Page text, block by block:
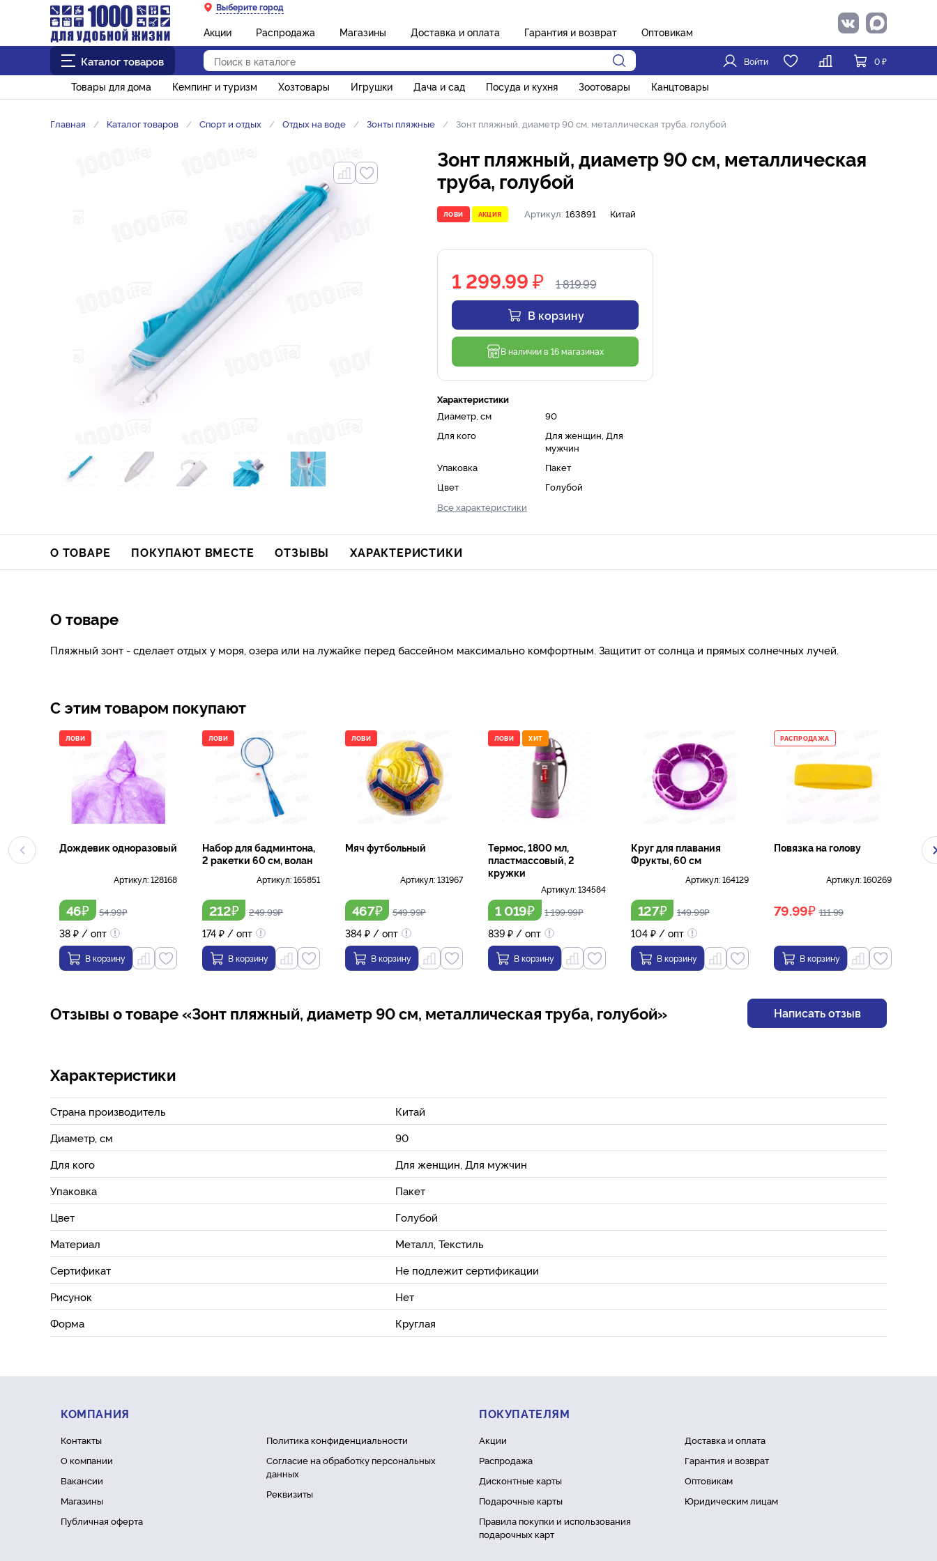
Войти 0₽
Выберите город
Акции Распродажа Магазины Доставка и оплата Гарантия и возврат Оптовикам
Каталог товаров
Товары для дома Кемпинг и туризм Хозтовары Игрушки Дача и сад Посуда и кухня Зоотовары Канцтовары
Главная Каталог товаров Спорт и отдых Отдых на воде Зонты пляжные Зонт пляжный, диаметр 90 см, металлическая труба, голубой
Зонт пляжный, диаметр 90 см, металлическая
труба, голубой
ЛОВИ АКЦИЯ Артикул: 163891 Китай
1 299.99₽ 1 819.99
В корзину
В наличии в 16 магазинах
Характеристики
Диаметр, см
90
Для кого
Для женщин, Для
мужчин
Упаковка
Пакет
Цвет
Голубой
Все характеристики
О ТОВАРЕ ПОКУПАЮТ ВМЕСТЕ ОТЗЫВЫ ХАРАКТЕРИСТИКИ
О товаре
Пляжный зонт - сделает отдых у моря, озера или на лужайке перед бассейном максимально комфортным. Защитит от солнца и прямых солнечных лучей.
С этим товаром покупают
ЛОВИ
Дождевик одноразовый
Артикул:128168
46₽ 54.99₽
38 ₽/ опт
В корзину
ЛОВИ
Набор для бадминтона,
2 ракетки 60 см, волан
Артикул:165851
212₽ 249.99₽
174 ₽/ опт
В корзину
ЛОВИ
Мяч футбольный
Артикул:131967
467₽ 549.99₽
384 ₽/ опт
В корзину
ЛОВИ ХИТ
Термос, 1800 мл,
пластмассовый, 2
кружки
Артикул:134584
1 019₽ 1 199.99₽
839 ₽/ опт
В корзину
Круг для плавания
Фрукты, 60 см
Артикул:164129
127₽ 149.99₽
104 ₽/ опт
В корзину
РАСПРОДАЖА
Повязка на голову
Артикул:160269
79.99₽ 111.99
В корзину
Отзывы о товаре «Зонт пляжный, диаметр 90 см, металлическая труба, голубой» Написать отзыв
Характеристики
Страна производитель
Китай
Диаметр, см
90
Для кого
Для женщин, Для мужчин
Упаковка
Пакет
Цвет
Голубой
Материал
Металл, Текстиль
Сертификат
Не подлежит сертификации
Рисунок
Нет
Форма
Круглая
КОМПАНИЯ
Контакты
О компании
Вакансии
Магазины
Публичная оферта
Политика конфиденциальности
Согласие на обработку персональных
данных
Реквизиты
ПОКУПАТЕЛЯМ
Акции
Распродажа
Дисконтные карты
Подарочные карты
Правила покупки и использования
подарочных карт
Доставка и оплата
Гарантия и возврат
Оптовикам
Юридическим лицам